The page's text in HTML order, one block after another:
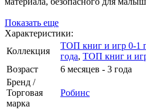
Показать еще
Характеристики:
Коллекция
ТОП книг и игр 0-1
года, ТОП книг и
Возраст
6 месяцев - 3 года
Бренд /
Торговая
марка
Робинс